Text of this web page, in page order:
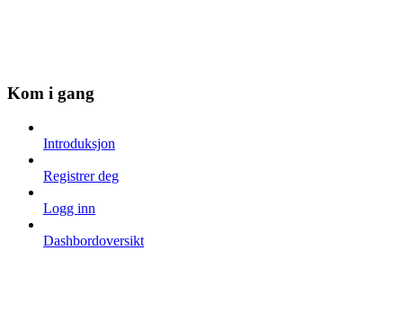
Kom i gang
Introduksjon
Registrer deg
Logg inn
Dashbordoversikt